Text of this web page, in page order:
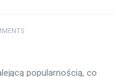
popularnością, co